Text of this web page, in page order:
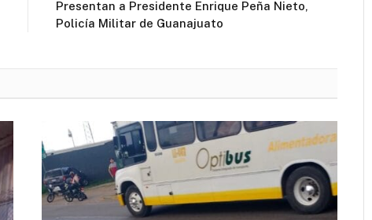
Presentan a Presidente Enrique Peña Nieto,
Policía Militar de Guanajuato